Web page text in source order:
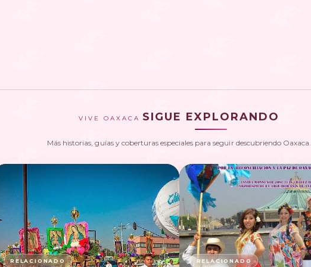
VIVE OAXACA SIGUE EXPLORANDO
Más historias, guías y coberturas especiales para seguir descubriendo Oaxaca.